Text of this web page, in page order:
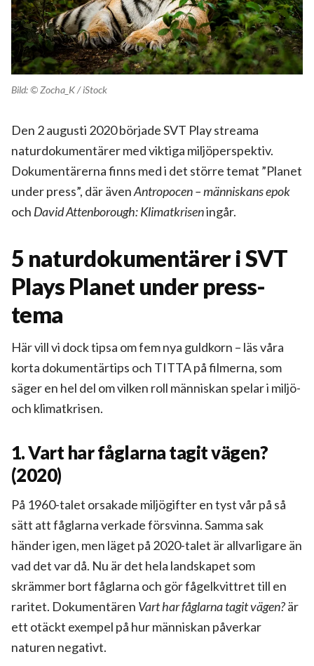
Bild: © Zocha_K / iStock
Den 2 augusti 2020 började SVT Play streama
naturdokumentärer med viktiga miljöperspektiv.
Dokumentärerna finns med i det större temat ”Planet
under press”, där ävenAntropocen – människans epok
och David Attenborough: Klimatkriseningår.
5 naturdokumentärer i SVT
Plays Planet under press-
tema
Här vill vi dock tipsa om fem nya guldkorn – läs våra
korta dokumentärtips och TITTA på filmerna, som
säger en hel del om vilken roll människan spelar i miljö-
och klimatkrisen.
1. Vart har fåglarna tagit vägen?
(2020)
På 1960-talet orsakade miljögifter en tyst vår på så
sätt att fåglarna verkade försvinna. Samma sak
händer igen, men läget på 2020-talet är allvarligare än
vad det var då. Nu är det hela landskapet som
skrämmer bort fåglarna och gör fågelkvittret till en
raritet. Dokumentären Vart har fåglarna tagit vägen?är
ett otäckt exempel på hur människan påverkar
naturen negativt.